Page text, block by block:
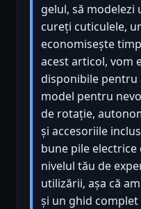
gelul, să modelezi
cureți cuticulele,
economisește
acest articol, vom
disponibile pentru
model pentru
de rotație,
și accesoriile
bune pile
nivelul tău de
utilizării, așa că
și un ghid